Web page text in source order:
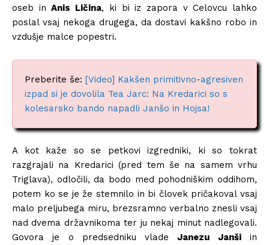
oseb inAnis Ličina, ki bi iz zapora v Celovcu lahko
poslal vsaj nekoga drugega, da dostavi kakšno robo in
vzdušje malce popestri.
Preberite še: [Video] Kakšen primitivno-agresiven
izpad si je dovolila Tea Jarc: Na Kredarici so s
kolesarsko bando napadli Janšo in Hojsa!
A kot kaže so se petkovi izgredniki, ki so tokrat
razgrajali na Kredarici (pred tem še na samem vrhu
Triglava), odločili, da bodo med pohodniškim oddihom,
potem ko se je že stemnilo in bi človek pričakoval vsaj
malo preljubega miru, brezsramno verbalno znesli vsaj
nad dvema državnikoma ter ju nekaj minut nadlegovali.
Govora je o predsedniku vladeJanezu Janšiin